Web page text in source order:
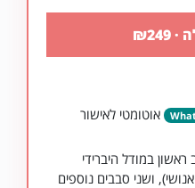
·
₪249
אוטומטי לאישור
ראשון במודל היברידי
ושני סבבים נוספים